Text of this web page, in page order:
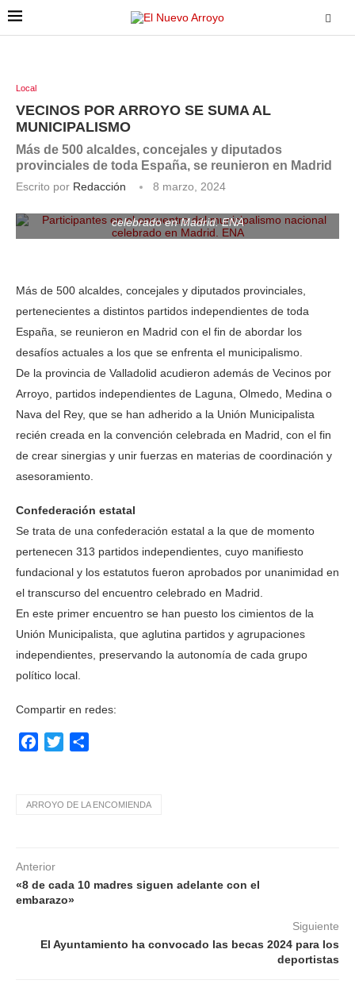
Local
VECINOS POR ARROYO SE SUMA AL
MUNICIPALISMO
Más de 500 alcaldes, concejales y diputados
provinciales de toda España, se reunieron en Madrid
Escrito por Redacción
8 marzo, 2024
celebrado en Madrid. ENA
Más de 500 alcaldes, concejales y diputados provinciales,
pertenecientes a distintos partidos independientes de toda
España, se reunieron en Madrid con el fin de abordar los
desafíos actuales a los que se enfrenta el municipalismo.
De la provincia de Valladolid acudieron además de Vecinos por
Arroyo, partidos independientes de Laguna, Olmedo, Medina o
Nava del Rey, que se han adherido a la Unión Municipalista
recién creada en la convención celebrada en Madrid, con el fin
de crear sinergias y unir fuerzas en materias de coordinación y
asesoramiento.
Confederación estatal
Se trata de una confederación estatal a la que de momento
pertenecen 313 partidos independientes, cuyo manifiesto
fundacional y los estatutos fueron aprobados por unanimidad en
el transcurso del encuentro celebrado en Madrid.
En este primer encuentro se han puesto los cimientos de la
Unión Municipalista, que aglutina partidos y agrupaciones
independientes, preservando la autonomía de cada grupo
político local.
Compartir en redes:
Facebook
Twitter
ARROYO DE LA ENCOMIENDA
Anterior
«8 de cada 10 madres siguen adelante con el
embarazo»
Siguiente
El Ayuntamiento ha convocado las becas 2024 para los
deportistas